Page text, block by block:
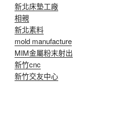
新北床墊工廠
相親
新北素料
mold manufacture
MIM金屬粉末射出
新竹cnc
新竹交友中心